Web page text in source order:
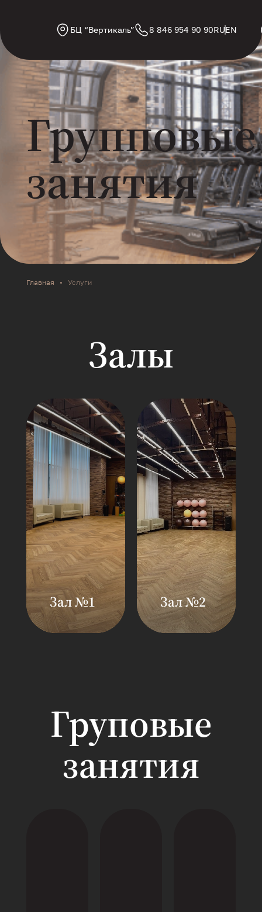
БЦ “Вертикаль” 8 846 954 90 90RUEN
Групповые
занятия
Главная • Услуги
Залы
Зал №1
Площадь: 80 кв.
м
аэробных,
силовых и
танцевальных и
функциональных
классов
Зал №2
Площадь: 100
м
аэробных,
силовых и
классов
Груповые
занятия